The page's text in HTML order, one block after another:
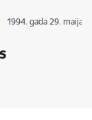
1994. gada 29. maija